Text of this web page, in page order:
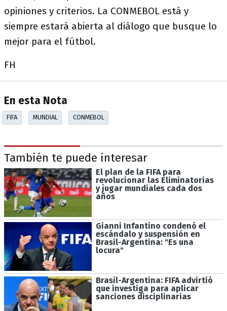
opiniones y criterios. La CONMEBOL está y
siempre estará abierta al diálogo que busque lo
mejor para el fútbol.
FH
En esta Nota
FIFA MUNDIAL CONMEBOL
También te puede interesar
El plan de la FIFA para
revolucionar las Eliminatorias
y jugar mundiales cada dos
años
Gianni Infantino condenó el
escándalo y suspensión en
Brasil-Argentina: "Es una
locura"
Brasil-Argentina: FIFA advirtió
que investiga para aplicar
sanciones disciplinarias